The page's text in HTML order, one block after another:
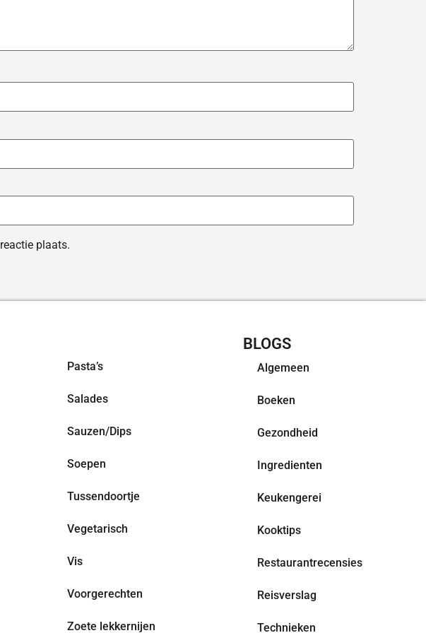
plaats.
Pasta’s
Salades
Sauzen/Dips
Soepen
Tussendoortje
Vegetarisch
Vis
Voorgerechten
Zoete lekkernijen
BLOGS
Algemeen
Boeken
Gezondheid
Ingredienten
Keukengerei
Kooktips
Restaurantrecensies
Reisverslag
Technieken